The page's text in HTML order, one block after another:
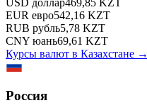
USD доллар469,85 KZT
EUR евро542,16 KZT
RUB рубль5,78 KZT
CNY юань69,61 KZT
Курсы валют в Казахстане →
Россия